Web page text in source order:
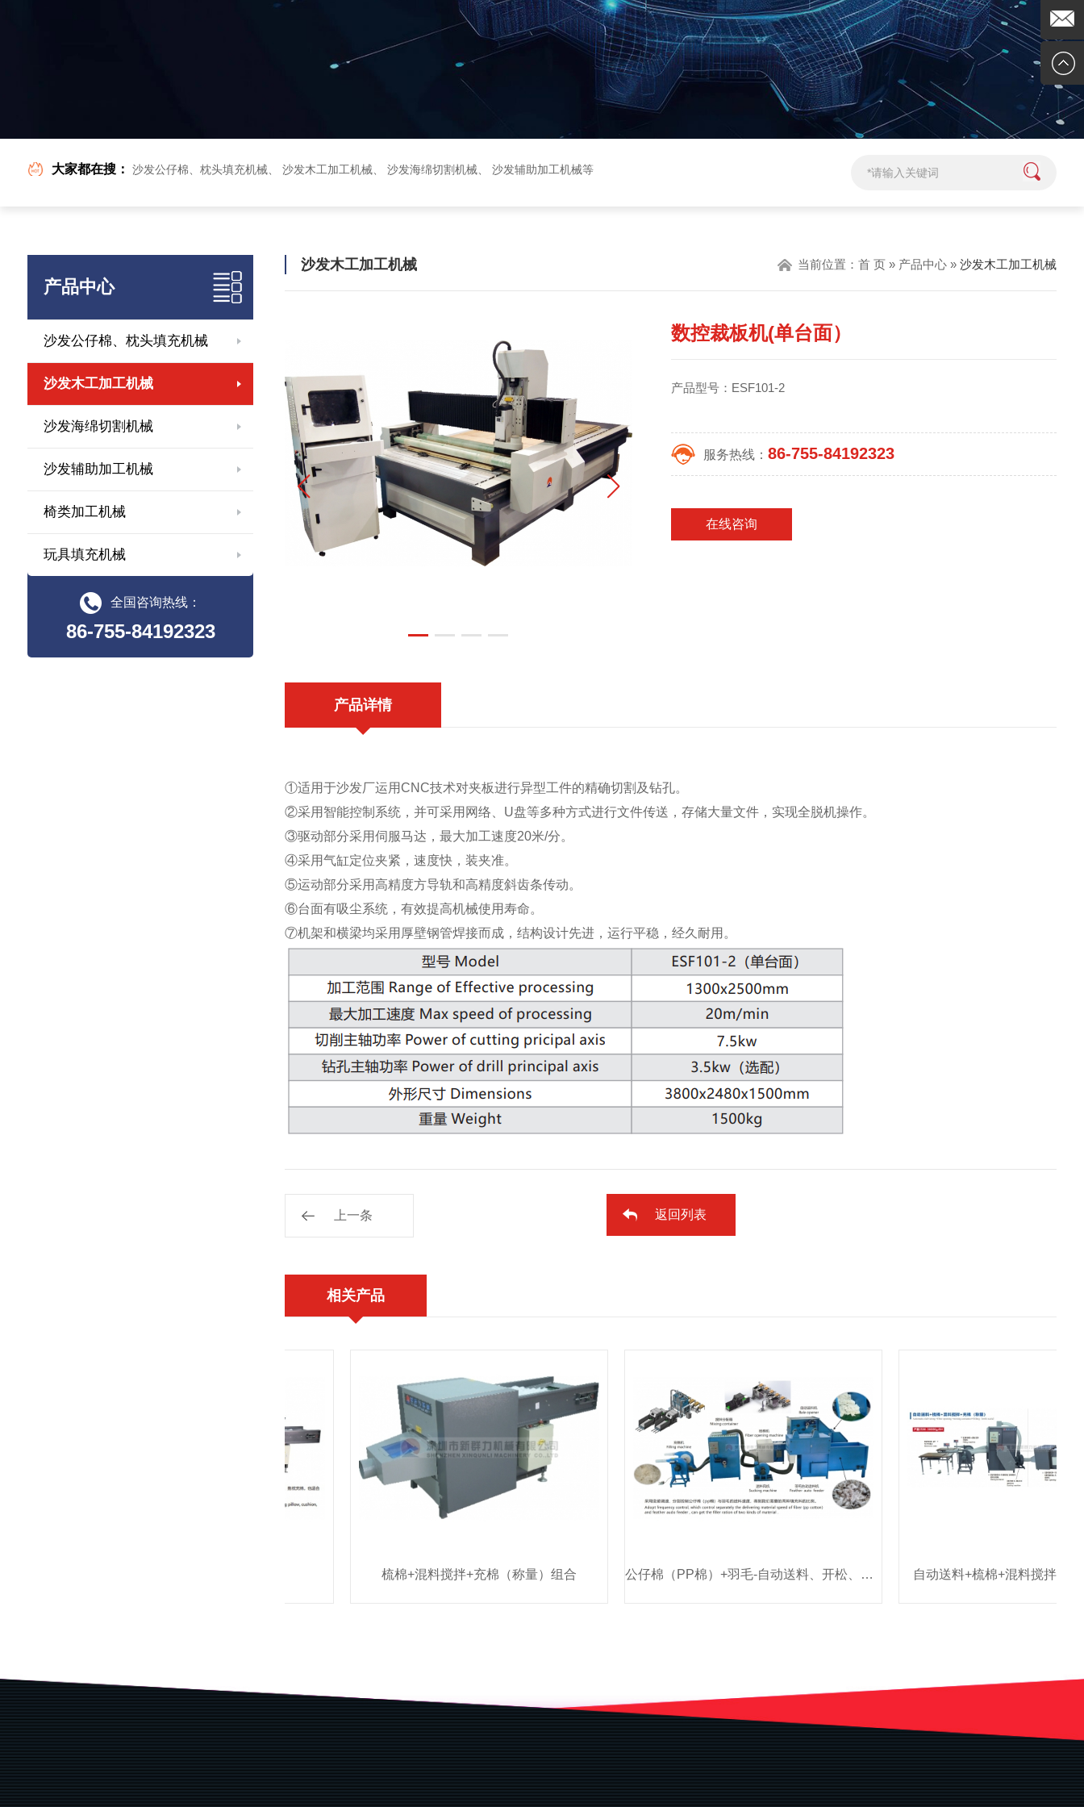
大家都在搜： 沙发公仔棉、枕头填充机械、 沙发木工加工机械、 沙发海绵切割机械、 沙发辅助加工机械等
产品中心
沙发公仔棉、枕头填充机械
沙发木工加工机械
沙发海绵切割机械
沙发辅助加工机械
椅类加工机械
玩具填充机械
全国咨询热线：
86-755-84192323
沙发木工加工机械 当前位置：首 页 » 产品中心 »沙发木工加工机械
数控裁板机(单台面）
产品型号：ESF101-2
服务热线： 86-755-84192323
在线咨询
产品详情
①适用于沙发厂运用CNC技术对夹板进行异型工件的精确切割及钻孔。
②采用智能控制系统，并可采用网络、U盘等多种方式进行文件传送，存储大量文件，实现全脱机操作。
③驱动部分采用伺服马达，最大加工速度20米/分。
④采用气缸定位夹紧，速度快，装夹准。
⑤运动部分采用高精度方导轨和高精度斜齿条传动。
⑥台面有吸尘系统，有效提高机械使用寿命。
⑦机架和横梁均采用厚壁钢管焊接而成，结构设计先进，运行平稳，经久耐用。
上一条 返回列表
相关产品
梳棉+混料搅拌+充棉（称量）组合 公仔棉（PP棉）+羽毛-自动送料、开松、混合填充系统 自动送料+梳棉+混料搅拌+充棉（
在线客
企业邮